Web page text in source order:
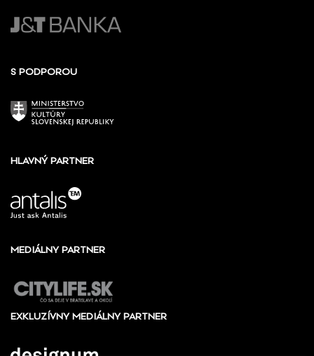
S PODPOROU
HLAVNÝ PARTNER
MEDIÁLNY PARTNER
EXKLUZÍVNY MEDIÁLNY PARTNER